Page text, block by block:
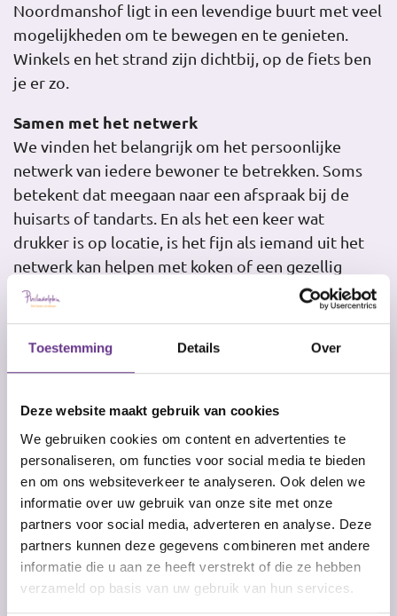
Toestemming Details Over
Deze website maakt gebruik van cookies
We gebruiken cookies om content en advertenties te
personaliseren, om functies voor social media te bieden
en om ons websiteverkeer te analyseren. Ook delen we
informatie over uw gebruik van onze site met onze
partners voor social media, adverteren en analyse. Deze
partners kunnen deze gegevens combineren met andere
informatie die u aan ze heeft verstrekt of die ze hebben
verzameld op basis van uw gebruik van hun services.
Noordmanshof ligt in een levendige buurt met veel
mogelijkheden om te bewegen en te genieten.
Winkels en het strand zijn dichtbij, op de fiets ben
je er zo.
Samen met het netwerk
We vinden het belangrijk om het persoonlijke
netwerk van iedere bewoner te betrekken. Soms
betekent dat meegaan naar een afspraak bij de
huisarts of tandarts. En als het een keer wat
drukker is op locatie, is het fijn als iemand uit het
netwerk kan helpen met koken of een gezellig
koffiemoment organiseren.
"Elke verdieping
heeft een gezellige
gemeenschappelijke